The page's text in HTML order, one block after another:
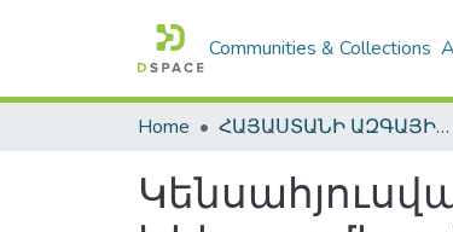
Communities & Collections
Home ՀԱՅԱՍՏԱՆԻ ԱԶԳԱՅԻՆ ԳՐԱԴԱՐԱՆԻ ԹՎԱՅԻՆ ՊԱՀՈՑ / DIGITAL REPOSITORY OF NLA